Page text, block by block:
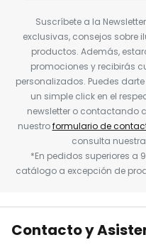
Suscríbete a la
exclusivas, consejos sobre
productos. Además,
promociones y recibirás
personalizados. Puedes
un simple click en el
newsletter o contactando
nuestroformulario de
consulta nuestra
*En pedidos superiores a
catálogo a excepción de
Contacto y